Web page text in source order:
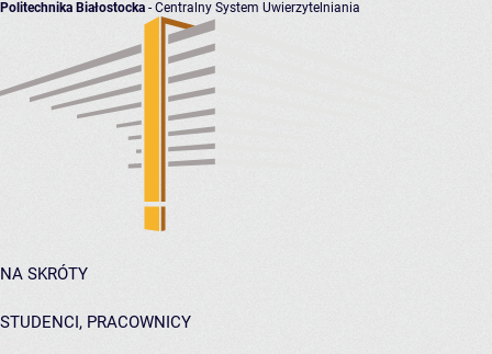
Politechnika Białostocka - Centralny System Uwierzytelniania
NA SKRÓTY
STUDENCI, PRACOWNICY